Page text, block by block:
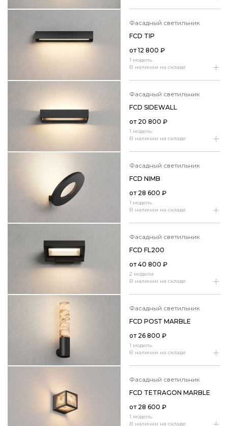
фасадный светильник
1 модель
В наличии на складе
FCD TIP
от12 800 ₽
фасадный светильник
1 модель
В наличии на складе
FCD SIDEWALL
от 20 800 ₽
фасадный светильник
1 модель
В наличии на складе
FCD NIMB
от 28 600 ₽
фасадный светильник
2 модели
В наличии на складе
FCD FL200
от40 800 ₽
фасадный светильник
1 модель
В наличии на складе
FCD POST MARBLE
от 26 800 ₽
фасадный светильник
1 модель
В наличии на складе
FCD TETRAGON MARBLE
от 28 600 ₽